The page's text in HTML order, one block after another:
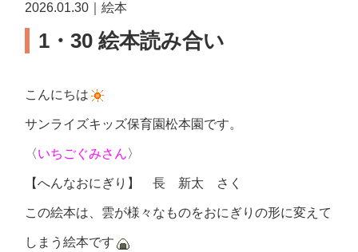
2026.01.30｜絵本
1・30 絵本読み合い
こんにちは
サンライズキッズ保育園松本園です。
〈いちごぐみさん〉
【へんなおにぎり】 長 新太 さく
この絵本は、雲が様々なものをおにぎりの形に変えて
しまう絵本です